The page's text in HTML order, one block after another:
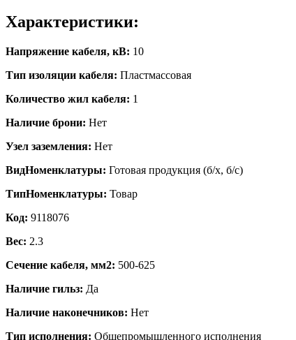
Характеристики:
Напряжение кабеля, кВ: 10
Тип изоляции кабеля: Пластмассовая
Количество жил кабеля: 1
Наличие брони: Нет
Узел заземления: Нет
ВидНоменклатуры: Готовая продукция (б/х, б/с)
ТипНоменклатуры: Товар
Код: 9118076
Вес: 2.3
Сечение кабеля, мм2: 500-625
Наличие гильз: Да
Наличие наконечников: Нет
Тип исполнения: Общепромышленного исполнения